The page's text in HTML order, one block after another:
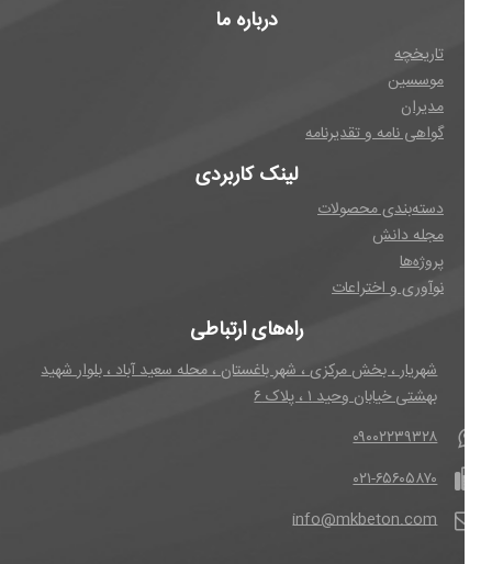
درباره ما
تاریخچه
موسسین
مدیران
گواهی نامه و تقدیرنامه
لینک کاربردی
دسته‌بندی محصولات
مجله دانش
پروژه‌ها
نوآوری و اختراعات
راه‌های ارتباطی
شهریار ، بخش مرکزی ، شهر باغستان ، محله سعید آباد ، بلوار شهید
بهشتی خیابان وحید ۱ ، پلاک ۶
۰۹۰۰۲۲۳۹۳۲۸
۰۲۱-۶۵۶۰۵۸۷۰
info@mkbeton.com